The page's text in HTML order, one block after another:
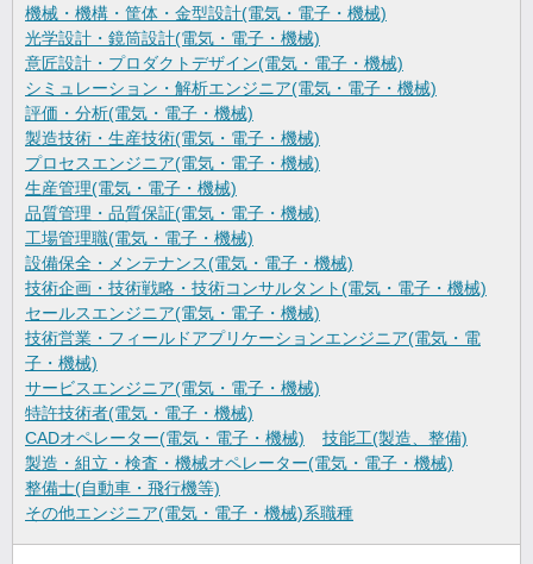
機械・機構・筐体・金型設計(電気・電子・機械)
光学設計・鏡筒設計(電気・電子・機械)
意匠設計・プロダクトデザイン(電気・電子・機械)
シミュレーション・解析エンジニア(電気・電子・機械)
評価・分析(電気・電子・機械)
製造技術・生産技術(電気・電子・機械)
プロセスエンジニア(電気・電子・機械)
生産管理(電気・電子・機械)
品質管理・品質保証(電気・電子・機械)
工場管理職(電気・電子・機械)
設備保全・メンテナンス(電気・電子・機械)
技術企画・技術戦略・技術コンサルタント(電気・電子・機械)
セールスエンジニア(電気・電子・機械)
技術営業・フィールドアプリケーションエンジニア(電気・電
子・機械)
サービスエンジニア(電気・電子・機械)
特許技術者(電気・電子・機械)
CADオペレーター(電気・電子・機械)
技能工(製造、整備)
製造・組立・検査・機械オペレーター(電気・電子・機械)
整備士(自動車・飛行機等)
その他エンジニア(電気・電子・機械)系職種